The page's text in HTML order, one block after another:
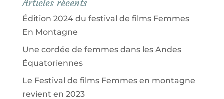
Articles récents
Édition 2024 du festival de films Femmes
En Montagne
Une cordée de femmes dans les Andes
Équatoriennes
Le Festival de films Femmes en montagne
revient en 2023